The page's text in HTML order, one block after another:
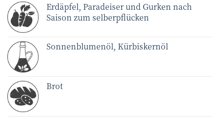
Erdäpfel, Paradeiser und Gurken nach
Saison zum selberpflücken
Sonnenblumenöl, Kürbiskernöl
Brot